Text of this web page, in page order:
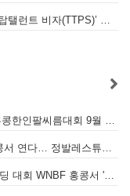
[홍콩 비자 안내] 세계적 우수 인재 유치 위한 ‘탑탤런트 비자(TTPS)’ 주요 요건
세계 챔피언 홍지승 선수 홍콩 온다… 제3회 홍콩한인팔씨름대회 9월 12일 개최
[홍콩한인] 세계 무대 누비는 ‘K-발레’ 비결 홍콩서 연다… 정발레스튜디오 개원
[홍콩한인] 이흥수 약사, 세계적 내추럴 보디빌딩 대회 WNBF 홍콩서 '마스터 부문 1위' 기염